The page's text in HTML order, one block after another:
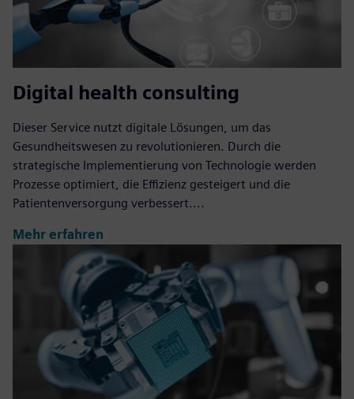
Digital health consulting
Dieser Service nutzt digitale Lösungen, um das
Gesundheitswesen zu revolutionieren. Durch die
strategische Implementierung von Technologie werden
Prozesse optimiert, die Effizienz gesteigert und die
Patientenversorgung verbessert....
Mehr erfahren